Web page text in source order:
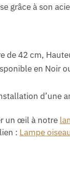
grâce à son
de 42 cm,
en Noir
d’une
un œil à notre
: Lampe